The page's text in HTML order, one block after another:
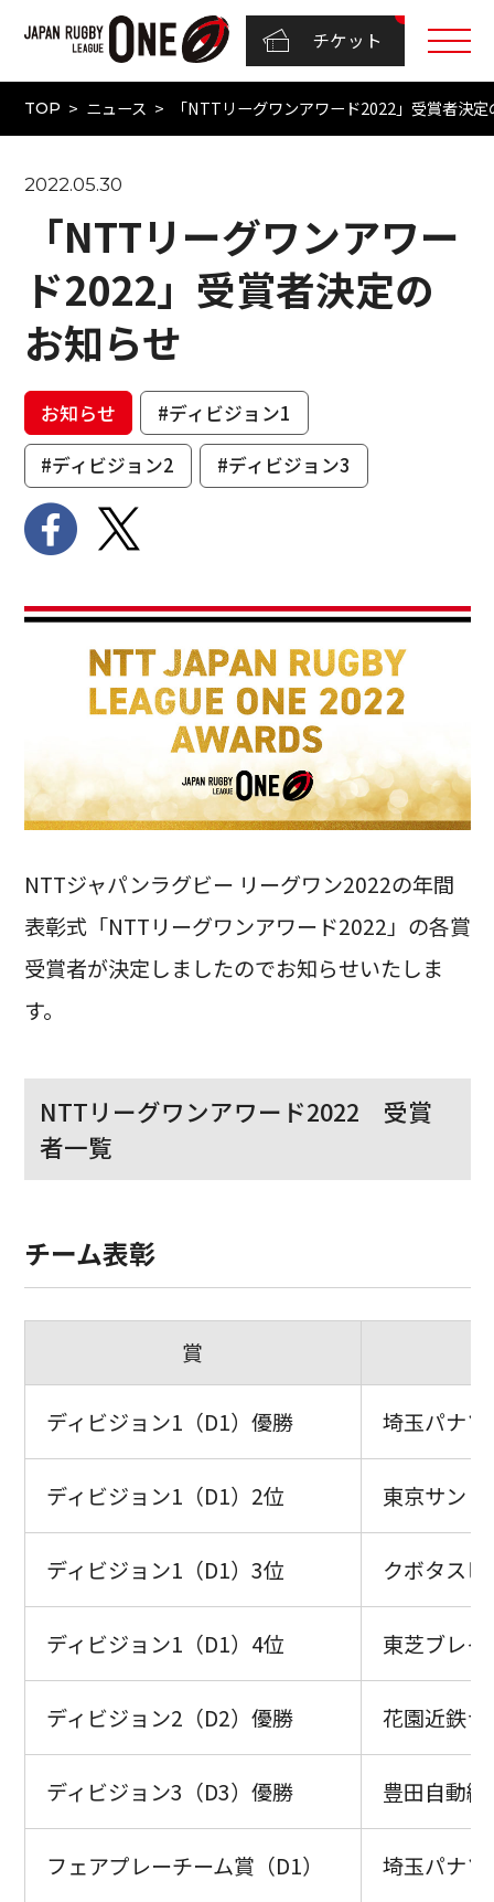
チケット
TOP ニュース 「NTTリーグワンアワード2022」受賞者決
2022.05.30
「NTTリーグワンアワー
ド2022」受賞者決定の
お知らせ
お知らせ
#ディビジョン1
#ディビジョン2
#ディビジョン3
NTTジャパンラグビー リーグワン2022の年間
表彰式「NTTリーグワンアワード2022」の各賞
受賞者が決定しましたのでお知らせいたしま
す。
NTTリーグワンアワード2022 受賞
者一覧
チーム表彰
賞
ディビジョン1（D1）優勝 埼玉パナ
ディビジョン1（D1）2位 東京サン
ディビジョン1（D1）3位 クボタス
ディビジョン1（D1）4位 東芝ブレ
ディビジョン2（D2）優勝 花園近鉄ラ
ディビジョン3（D3）優勝 豊田自動
フェアプレーチーム賞（D1） 埼玉パナ